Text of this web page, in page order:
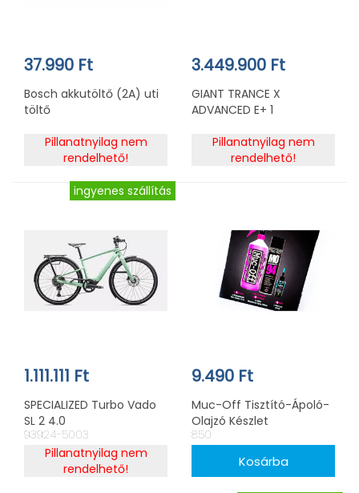
37.990 Ft
Bosch akkutöltő (2A) uti
töltő
Pillanatnyilag nem
rendelhető!
3.449.900 Ft
GIANT TRANCE X
ADVANCED E+ 1
Pillanatnyilag nem
rendelhető!
ingyenes szállítás
1.111.111 Ft
SPECIALIZED Turbo Vado
SL 2 4.0
93924-5003
Pillanatnyilag nem
rendelhető!
9.490 Ft
Muc-Off Tisztító-Ápoló-
Olajzó Készlet
850